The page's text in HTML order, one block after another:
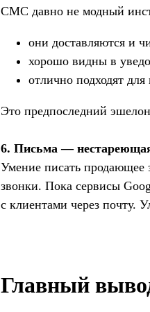
СМС давно не модный
они доставляются и
хорошо видны в
отлично подходят
Это предпоследний
6. Письма —
Умение писать продающее
звонки. Пока сервисы
с клиентами через почту.
Главный